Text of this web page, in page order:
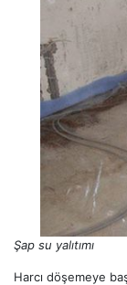
Şap su yalıtımı
Harcı döşemeye